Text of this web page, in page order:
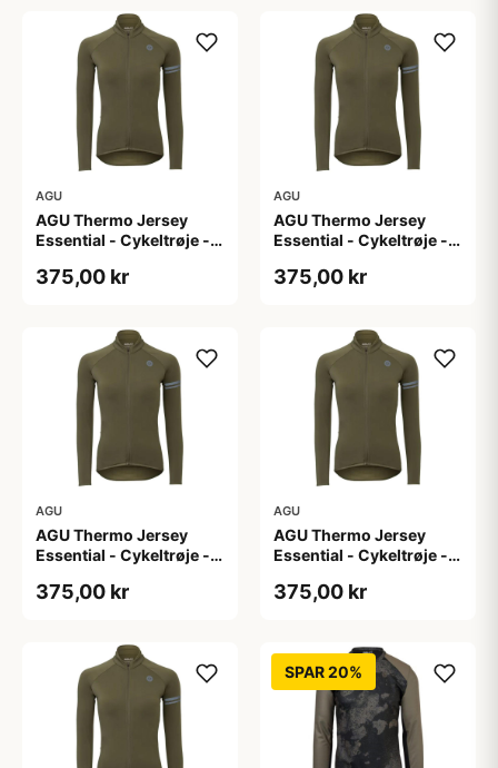
AGU
AGU Thermo Jersey
Essential - Cykeltrøje -
L
375,00 kr
AGU
AGU Thermo Jersey
Essential - Cykeltrøje -
M
375,00 kr
AGU
AGU Thermo Jersey
Essential - Cykeltrøje -
S
375,00 kr
AGU
AGU Thermo Jersey
Essential - Cykeltrøje -
XL
375,00 kr
SPAR 20%